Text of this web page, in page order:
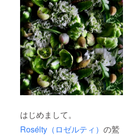
はじめまして。
Rosélty（ロゼルティ） の鷲